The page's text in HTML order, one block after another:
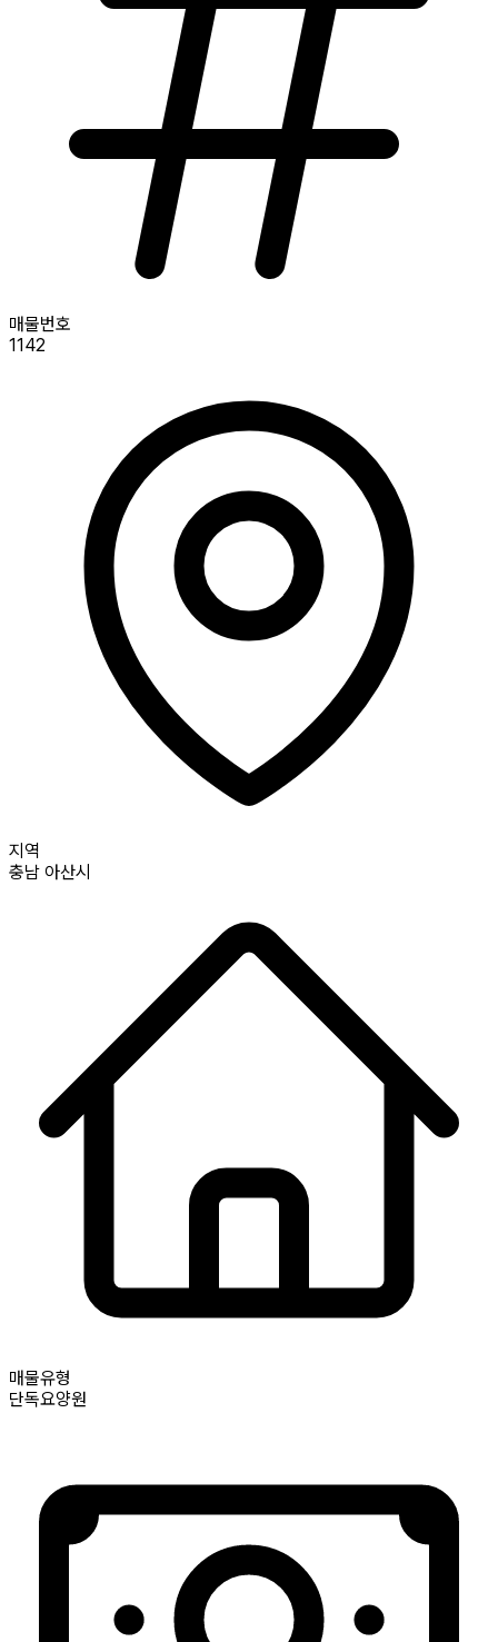
매물번호
1142
지역
충남 아산시
매물유형
단독요양원